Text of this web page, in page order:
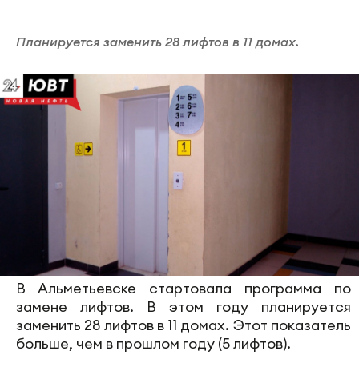
Планируется заменить 28 лифтов в 11 домах.
В Альметьевске стартовала программа по
замене лифтов. В этом году планируется
заменить 28 лифтов в 11 домах. Этот показатель
больше, чем в прошлом году (5 лифтов).